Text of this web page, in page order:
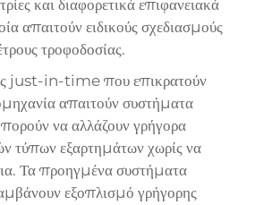
και διαφορετικά επιφανειακά
απαιτούν ειδικούς σχεδιασμούς
τροφοδοσίας.
just-in-time που επικρατούν
απαιτούν συστήματα
να αλλάζουν γρήγορα
τύπων εξαρτημάτων χωρίς να
Τα προηγμένα συστήματα
εξοπλισμό γρήγορης